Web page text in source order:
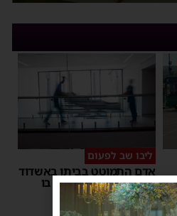
ליבו שב לפעום
אדם התמוטט בביתו באשדוד
– כוחות ההצלה ביצעו בו
פעולות החייאה
מנחם דויטש |
17:35